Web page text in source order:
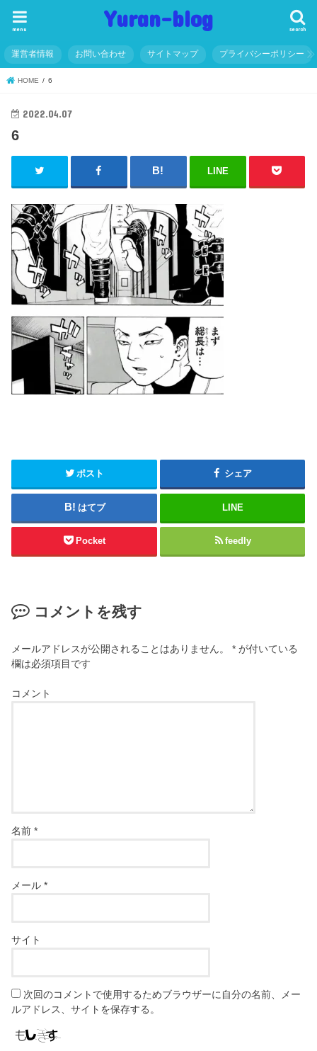
Yuran-blog search
menu
運営者情報 お問い合わせ サイトマップ プライバシーポリシー
HOME 6
2022.04.07
6
LINE
ポスト シェア
はてブ LINE
Pocket feedly
コメントを残す
メールアドレスが公開されることはありません。 * が付いている
欄は必須項目です
コメント
名前*
メール*
サイト
次回のコメントで使用するためブラウザーに自分の名前、メー
ルアドレス、サイトを保存する。